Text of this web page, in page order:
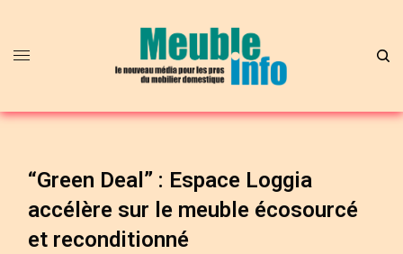
“Green Deal” : Espace Loggia
accélère sur le meuble écosourcé
et reconditionné